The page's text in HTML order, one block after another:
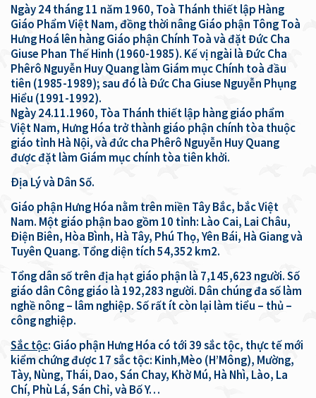
Ngày 24 tháng 11 năm 1960, Toà Thánh thiết lập Hàng
Giáo Phẩm Việt Nam, đồng thời nâng Giáo phận Tông Toà
Hưng Hoá lên hàng Giáo phận Chính Toà và đặt Đức Cha
Giuse Phan Thế Hinh (1960-1985). Kế vị ngài là Đức Cha
Phêrô Nguyễn Huy Quang làm Giám mục Chính toà đầu
tiên (1985-1989); sau đó là Đức Cha Giuse Nguyễn Phụng
Hiểu (1991-1992).
Ngày 24.11.1960, Tòa Thánh thiết lập hàng giáo phẩm
Việt Nam, Hưng Hóa trở thành giáo phận chính tòa thuộc
giáo tỉnh Hà Nội, và đức cha Phêrô Nguyễn Huy Quang
được đặt làm Giám mục chính tòa tiên khởi.
Ðịa Lý và Dân Số.
Giáo phận Hưng Hóa nằm trên miền Tây Bắc, bắc Việt
Nam. Một giáo phận bao gồm 10 tỉnh: Lào Cai, Lai Châu,
Ðiện Biên, Hòa Bình, Hà Tây, Phú Thọ, Yên Bái, Hà Giang và
Tuyên Quang. Tổng diện tích 54,352 km2.
Tổng dân số trên địa hạt giáo phận là 7,145,623 người. Số
giáo dân Công giáo là 192,283 người. Dân chúng đa số làm
nghề nông – lâm nghiệp. Số rất ít còn lại làm tiểu – thủ –
công nghiệp.
Sắc tộc: Giáo phận Hưng Hóa có tới 39 sắc tộc, thực tế mới
kiểm chứng được 17 sắc tộc: Kinh,Mèo (H’Mông), Mường,
Tày, Nùng, Thái, Dao, Sán Chay, Khờ Mú, Hà Nhì, Lào, La
Chí, Phù Lá, Sán Chỉ, và Bố Y…